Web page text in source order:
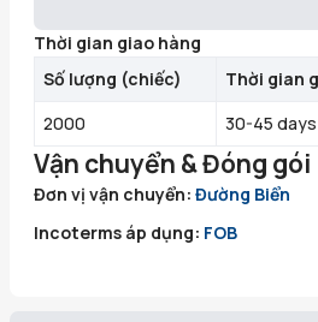
Thời gian giao hàng
Số lượng (chiếc)
Thời gian
2000
30-45 days
Vận chuyển & Đóng gói
Đơn vị vận chuyển: Đường Biển
Incoterms áp dụng: FOB